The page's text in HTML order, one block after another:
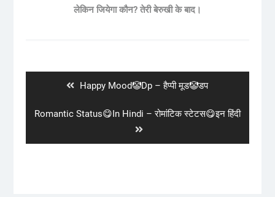
लेकिन जियेगा कौन? तेरी बेरुखी के बाद।
Previous
Happy Mood🤡Dp – हैप्पी मूड🤡डप
Next
Romantic Status😋In Hindi – रोमांटिक स्टेटस😋इन हिंदी